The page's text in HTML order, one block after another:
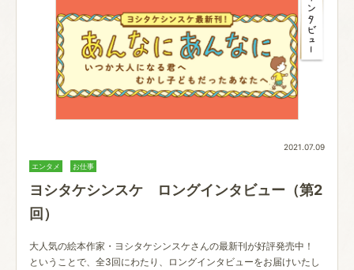
2021.07.09
エンタメ お仕事
ヨシタケシンスケ ロングインタビュー（第2
回）
大人気の絵本作家・ヨシタケシンスケさんの最新刊が好評発売中！
ということで、全3回にわたり、ロングインタビューをお届けいたし